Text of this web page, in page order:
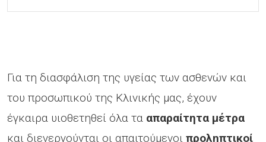
Για τη διασφάλιση της υγείας των ασθενών και
του προσωπικού της Κλινικής μας, έχουν
έγκαιρα υιοθετηθεί όλα τα απαραίτητα μέτρα
και διενεργούνται οι απαιτούμενοι προληπτικοί